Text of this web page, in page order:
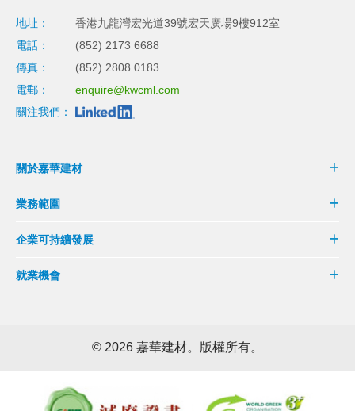
地址：
香港九龍灣宏光道39號宏天廣場9樓912室
電話：
(852) 2173 6688
傳真：
(852) 2808 0183
電郵：
enquire@kwcml.com
關注我們：
關於嘉華建材
業務範圍
企業可持續發展
就業機會
© 2026 嘉華建材。版權所有。